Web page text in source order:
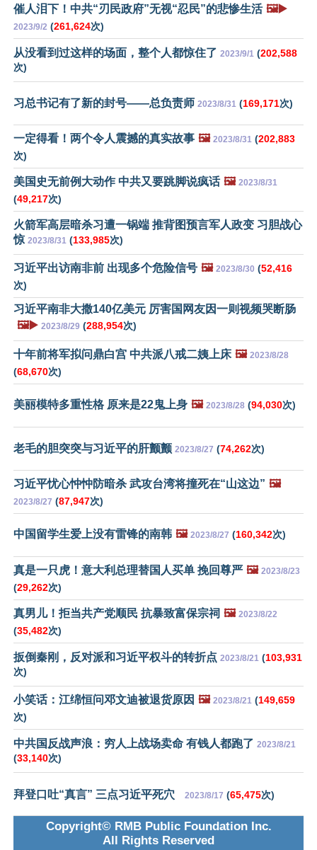
催人泪下！中共“刃民政府”无视“忍民”的悲惨生活 🖼️▶️
2023/9/2 (261,624次)
从没看到过这样的场面，整个人都惊住了 2023/9/1 (202,588
次)
习总书记有了新的封号——总负责师 2023/8/31 (169,171次)
一定得看！两个令人震撼的真实故事 🖼️ 2023/8/31 (202,883
次)
美国史无前例大动作 中共又要跳脚说疯话 🖼️ 2023/8/31
(49,217次)
火箭军高层暗杀习遭一锅端 推背图预言军人政变 习胆战心
惊 2023/8/31 (133,985次)
习近平出访南非前 出现多个危险信号 🖼️ 2023/8/30 (52,416
次)
习近平南非大撒140亿美元 厉害国网友因一则视频哭断肠
🖼️▶️ 2023/8/29 (288,954次)
十年前将军拟问鼎白宫 中共派八戒二姨上床 🖼️ 2023/8/28
(68,670次)
美丽模特多重性格 原来是22鬼上身 🖼️ 2023/8/28 (94,030次)
老毛的胆突突与习近平的肝颤颤 2023/8/27 (74,262次)
习近平忧心忡忡防暗杀 武攻台湾将撞死在“山这边” 🖼️
2023/8/27 (87,947次)
中国留学生爱上没有雷锋的南韩 🖼️ 2023/8/27 (160,342次)
真是一只虎！意大利总理替国人买单 挽回尊严 🖼️ 2023/8/23
(29,262次)
真男儿！拒当共产党顺民 抗暴致富保宗祠 🖼️ 2023/8/22
(35,482次)
扳倒秦刚，反对派和习近平权斗的转折点 2023/8/21 (103,931
次)
小笑话：江绵恒问邓文迪被退货原因 🖼️ 2023/8/21 (149,659
次)
中共国反战声浪：穷人上战场卖命 有钱人都跑了 2023/8/21
(33,140次)
拜登口吐“真言” 三点习近平死穴 2023/8/17 (65,475次)
Copyright© RMB Public Foundation Inc.
All Rights Reserved